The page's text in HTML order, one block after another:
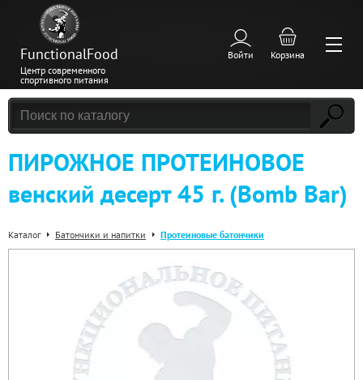
FunctionalFood
Центр современного
спортивного питания
Войти Корзина
ПИРОЖНОЕ ПРОТЕИНОВОЕ
венский десерт 45 г. (Bomb Bar)
Каталог Батончики и напитки Протеиновые батончики